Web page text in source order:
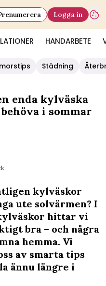
HANDARBETE
Logga in
Städning
enda kylväska
i sommar
kylväskor
ute solvärmen? I
hittar vi
bra – och några
hemma. Vi
av smarta tips
ännu längre i